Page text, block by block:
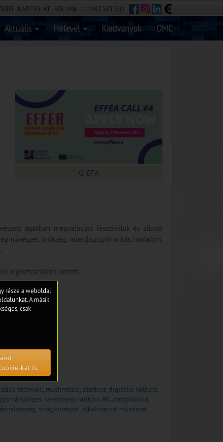
KAPCSOLAT RÓLUNK IN ENGLISH
Aktuális Hírlevél Kiadványok OMC
© EFA
ágakban megvalósuló fesztiválok és alkotó
örökség, interdiszciplinaritás, irodalom,
regisztrációhoz kötött.
technika, multimédia, szoftver, digitális kultúra,
kisebbségi kultúra #Kultúrpolitika,
virágkötészet, alkalmazott művészet
része a weboldal
A másik
csak
kat is.